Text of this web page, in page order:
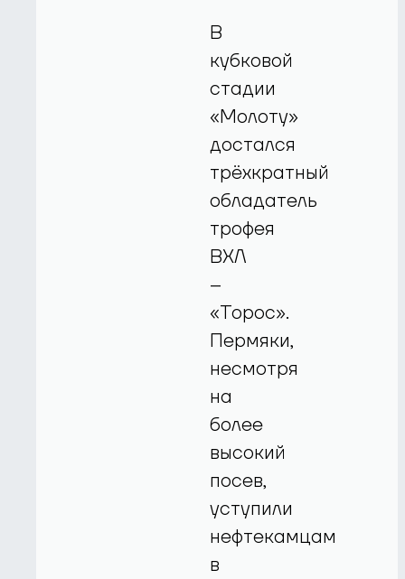
В
кубковой
стадии
«Молоту»
достался
трёхкратный
обладатель
трофея
ВХЛ
–
«Торос».
Пермяки,
несмотря
на
более
высокий
посев,
уступили
нефтекамцам
в